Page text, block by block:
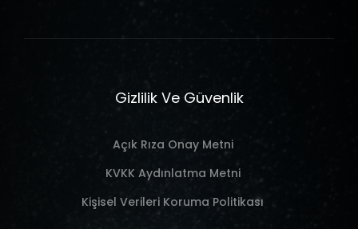
Gizlilik Ve Güvenlik
Açık Rıza Onay Metni
KVKK Aydınlatma Metni
Kişisel Verileri Koruma Politikası